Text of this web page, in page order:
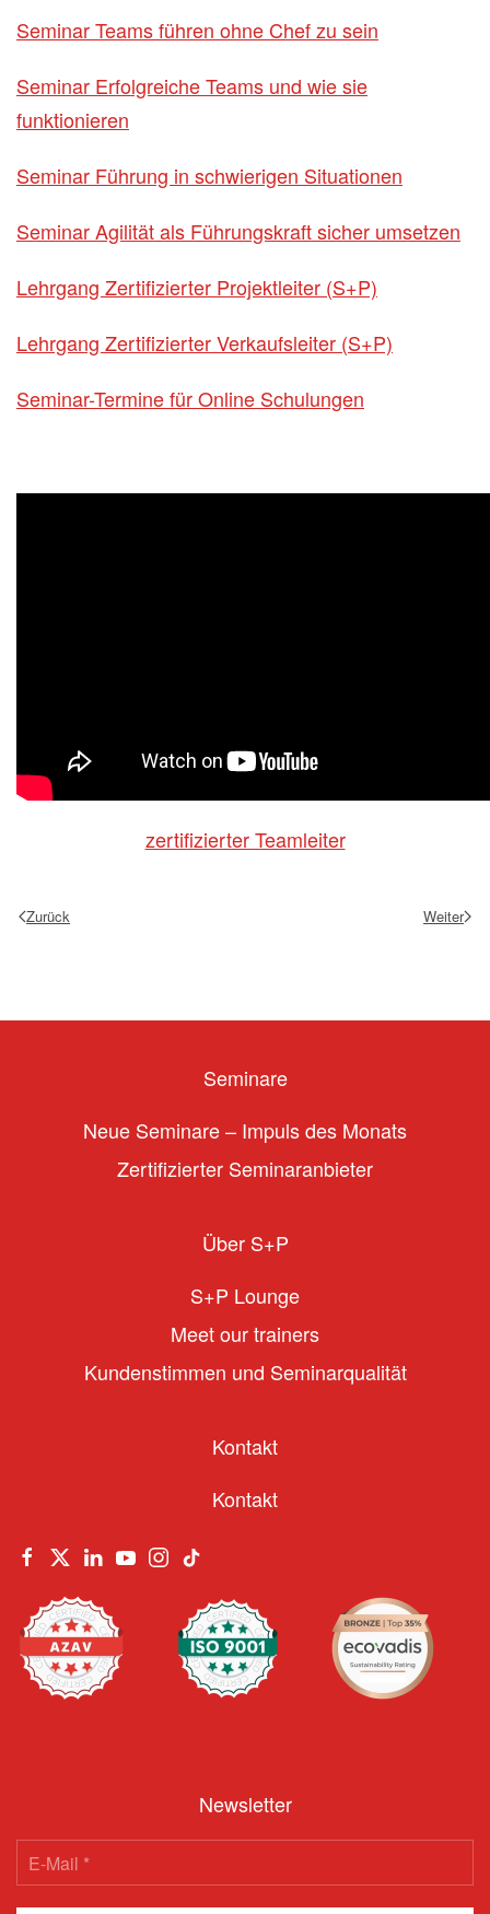
Seminar Teams führen ohne Chef zu sein
Seminar Erfolgreiche Teams und wie sie
funktionieren
Seminar Führung in schwierigen Situationen
Seminar Agilität als Führungskraft sicher umsetzen
Lehrgang Zertifizierter Projektleiter (S+P)
Lehrgang Zertifizierter Verkaufsleiter (S+P)
Seminar-Termine für Online Schulungen
zertifizierter Teamleiter
Zurück Weiter
Seminare
Neue Seminare – Impuls des Monats
Zertifizierter Seminaranbieter
Über S+P
S+P Lounge
Meet our trainers
Kundenstimmen und Seminarqualität
Kontakt
Kontakt
Newsletter